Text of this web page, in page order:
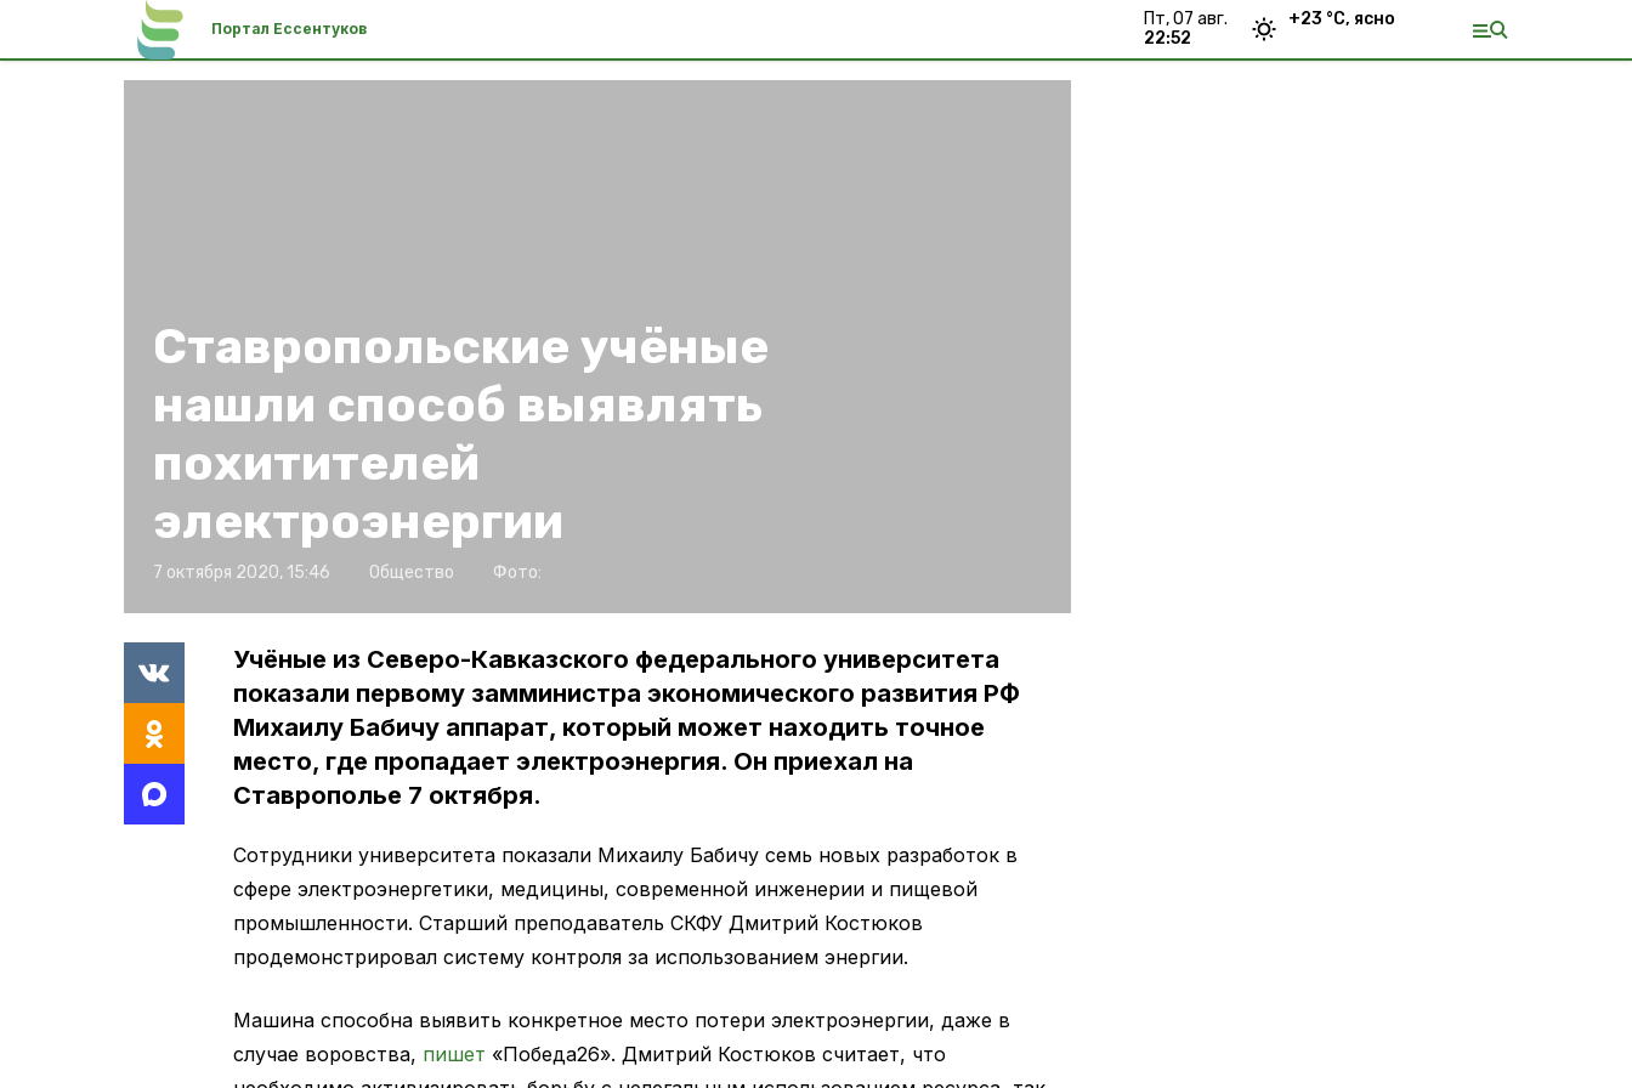
Портал Ессентуков
пт, 07 авг.
22:52
+23 °С, ясно
Ставропольские учёные
нашли способ выявлять
похитителей
электроэнергии
7 октября 2020, 15:46 Общество Фото:
Учёные из Северо-Кавказского федерального университета
показали первому замминистра экономического развития РФ
Михаилу Бабичу аппарат, который может находить точное
место, где пропадает электроэнергия. Он приехал на
Ставрополье 7 октября.
Сотрудники университета показали Михаилу Бабичу семь новых разработок в
сфере электроэнергетики, медицины, современной инженерии и пищевой
промышленности. Старший преподаватель СКФУ Дмитрий Костюков
продемонстрировал систему контроля за использованием энергии.
Машина способна выявить конкретное место потери электроэнергии, даже в
случае воровства, пишет «Победа26». Дмитрий Костюков считает, что